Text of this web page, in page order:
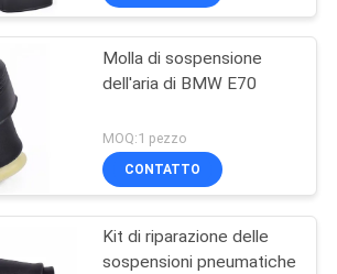
Molla di sospensione
dell'aria di BMW E70
MOQ:1 pezzo
CONTATTO
Kit di riparazione delle
sospensioni pneumatiche